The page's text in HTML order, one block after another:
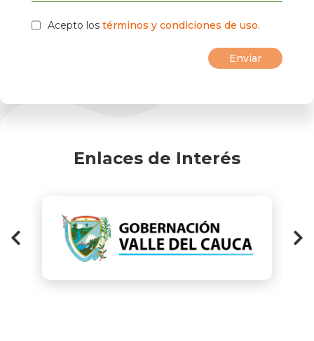
Acepto los términos y condiciones de uso.
Enlaces de Interés